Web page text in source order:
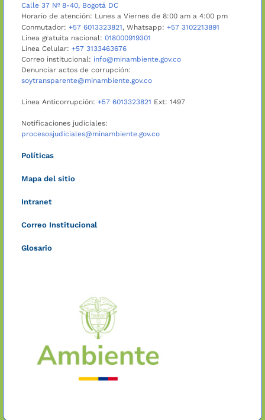
Calle 37 Nº 8-40, Bogotá DC
Horario de atención: Lunes a Viernes de 8:00 am a 4:00 pm
Conmutador: +57 6013323821, Whatsapp: +57 3102213891
Línea gratuita nacional: 018000919301
Línea Celular: +57 3133463676
Correo institucional: info@minambiente.gov.co
Denunciar actos de corrupción:
soytransparente@minambiente.gov.co
Línea Anticorrupción: +57 6013323821 Ext: 1497
Notificaciones judiciales:
procesosjudiciales@minambiente.gov.co
Políticas
Mapa del sitio
Intranet
Correo Institucional
Glosario